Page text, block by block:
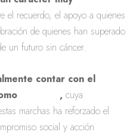
el recuerdo, el apoyo a quienes
de quienes han superado
un futuro sin cáncer.
contar con el
,cuya
marchas ha reforzado el
social y acción